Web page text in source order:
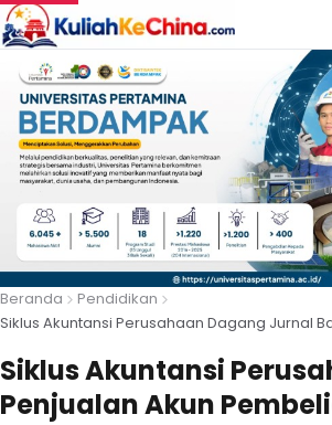
Beranda
Pendidikan
Siklus Akuntansi Perusahaan Dagang Jurnal
Siklus Akuntansi
Penjualan Akun